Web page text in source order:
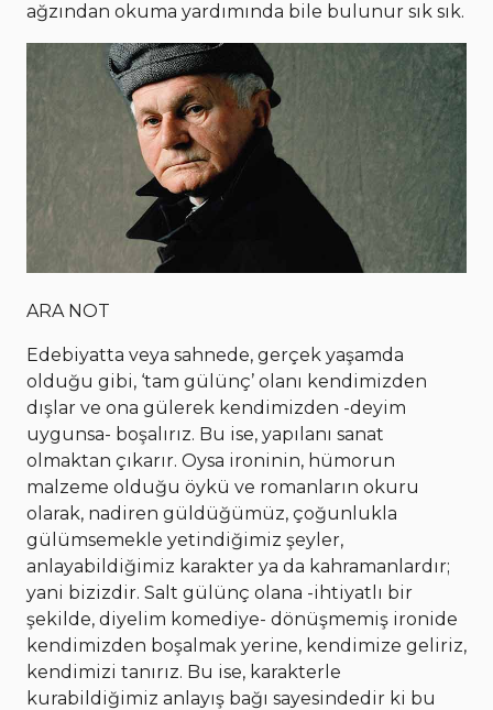
ağzından okuma yardımında bile bulunur sık sık.
ARA NOT
Edebiyatta veya sahnede, gerçek yaşamda
olduğu gibi, ‘tam gülünç’ olanı kendimizden
dışlar ve ona gülerek kendimizden -deyim
uygunsa- boşalırız. Bu ise, yapılanı sanat
olmaktan çıkarır. Oysa ironinin, hümorun
malzeme olduğu öykü ve romanların okuru
olarak, nadiren güldüğümüz, çoğunlukla
gülümsemekle yetindiğimiz şeyler,
anlayabildiğimiz karakter ya da kahramanlardır;
yani bizizdir. Salt gülünç olana -ihtiyatlı bir
şekilde, diyelim komediye- dönüşmemiş ironide
kendimizden boşalmak yerine, kendimize geliriz,
kendimizi tanırız. Bu ise, karakterle
kurabildiğimiz anlayış bağı sayesindedir ki bu